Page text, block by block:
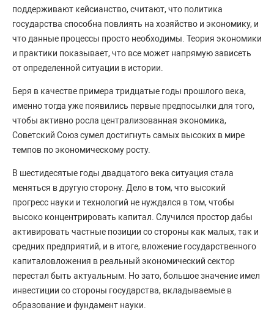
поддерживают кейсианство, считают, что политика
государства способна повлиять на хозяйство и экономику, и
что данные процессы просто необходимы. Теория экономики
и практики показывает, что все может напрямую зависеть
от определенной ситуации в истории.
Беря в качестве примера тридцатые годы прошлого века,
именно тогда уже появились первые предпосылки для того,
чтобы активно росла централизованная экономика,
Советский Союз сумел достигнуть самых высоких в мире
темпов по экономическому росту.
В шестидесятые годы двадцатого века ситуация стала
меняться в другую сторону. Дело в том, что высокий
прогресс науки и технологий не нуждался в том, чтобы
высоко концентрировать капитал. Случился простор дабы
активировать частные позиции со стороны как малых, так и
средних предприятий, и в итоге, вложение государственного
капиталовложения в реальный экономический сектор
перестал быть актуальным. Но зато, большое значение имел
инвестиции со стороны государства, вкладываемые в
образование и фундамент науки.